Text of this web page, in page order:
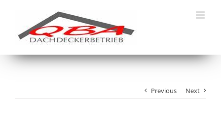
Previous Next